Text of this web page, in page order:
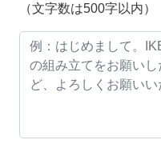
（文字数は500字以内）